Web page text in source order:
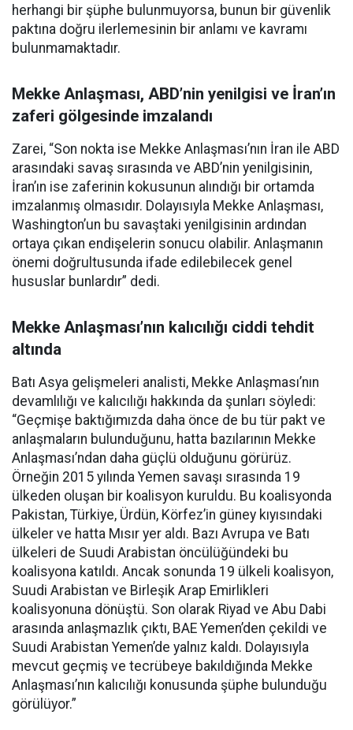
herhangi bir şüphe bulunmuyorsa, bunun bir güvenlik
paktına doğru ilerlemesinin bir anlamı ve kavramı
bulunmamaktadır.
Mekke Anlaşması, ABD’nin yenilgisi ve İran’ın
zaferi gölgesinde imzalandı
Zarei, “Son nokta ise Mekke Anlaşması’nın İran ile ABD
arasındaki savaş sırasında ve ABD’nin yenilgisinin,
İran’ın ise zaferinin kokusunun alındığı bir ortamda
imzalanmış olmasıdır. Dolayısıyla Mekke Anlaşması,
Washington’un bu savaştaki yenilgisinin ardından
ortaya çıkan endişelerin sonucu olabilir. Anlaşmanın
önemi doğrultusunda ifade edilebilecek genel
hususlar bunlardır” dedi.
Mekke Anlaşması’nın kalıcılığı ciddi tehdit
altında
Batı Asya gelişmeleri analisti, Mekke Anlaşması’nın
devamlılığı ve kalıcılığı hakkında da şunları söyledi:
“Geçmişe baktığımızda daha önce de bu tür pakt ve
anlaşmaların bulunduğunu, hatta bazılarının Mekke
Anlaşması’ndan daha güçlü olduğunu görürüz.
Örneğin 2015 yılında Yemen savaşı sırasında 19
ülkeden oluşan bir koalisyon kuruldu. Bu koalisyonda
Pakistan, Türkiye, Ürdün, Körfez’in güney kıyısındaki
ülkeler ve hatta Mısır yer aldı. Bazı Avrupa ve Batı
ülkeleri de Suudi Arabistan öncülüğündeki bu
koalisyona katıldı. Ancak sonunda 19 ülkeli koalisyon,
Suudi Arabistan ve Birleşik Arap Emirlikleri
koalisyonuna dönüştü. Son olarak Riyad ve Abu Dabi
arasında anlaşmazlık çıktı, BAE Yemen’den çekildi ve
Suudi Arabistan Yemen’de yalnız kaldı. Dolayısıyla
mevcut geçmiş ve tecrübeye bakıldığında Mekke
Anlaşması’nın kalıcılığı konusunda şüphe bulunduğu
görülüyor.”